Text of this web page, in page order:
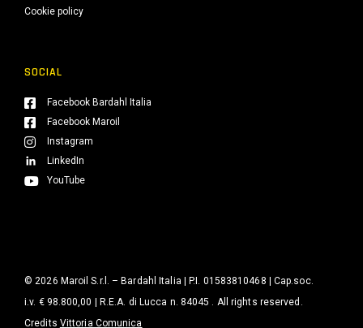
Cookie policy
SOCIAL
Facebook Bardahl Italia
Facebook Maroil
Instagram
LinkedIn
YouTube
© 2026 Maroil S.r.l. – Bardahl Italia | P.I. 01583810468 | Cap.soc.
i.v. € 98.800,00 | R.E.A. di Lucca n. 84045 . All rights reserved.
Credits Vittoria Comunica